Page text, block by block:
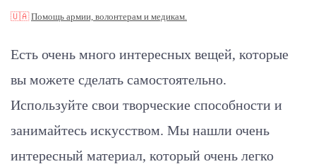
🇺🇦Помощь армии, волонтерам и медикам.
Есть очень много интересных вещей, которые
вы можете сделать самостоятельно.
Используйте свои творческие способности и
занимайтесь искусством. Мы нашли очень
интересный материал, который очень легко